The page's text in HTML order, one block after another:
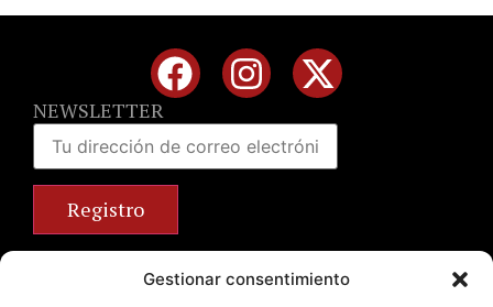
Gestionar consentimiento
NEWSLETTER
+34 963 672 314